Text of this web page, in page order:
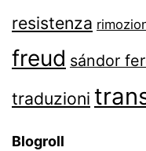
resistenza
freud sándor
traduzioni
Blogroll